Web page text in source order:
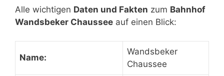
Alle wichtigen Daten und Fakten zum Bahnhof
Wandsbeker Chaussee auf einen Blick:
Name:
Wandsbeker
Chaussee